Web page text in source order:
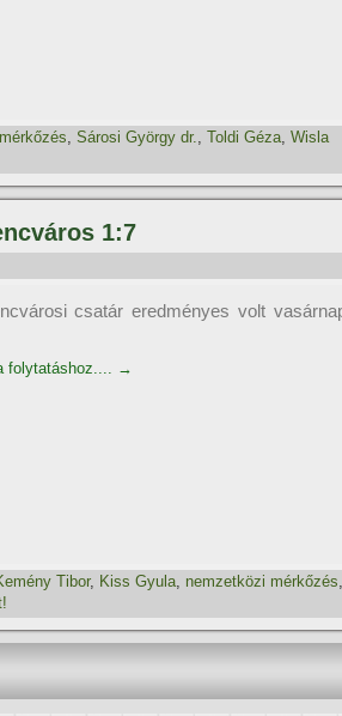
, Sárosi György dr., Toldi Géza, Wisla
1:7
csatár eredményes volt
folytatáshoz.... →
Tibor, Kiss Gyula, nemzetközi mérkőzés,